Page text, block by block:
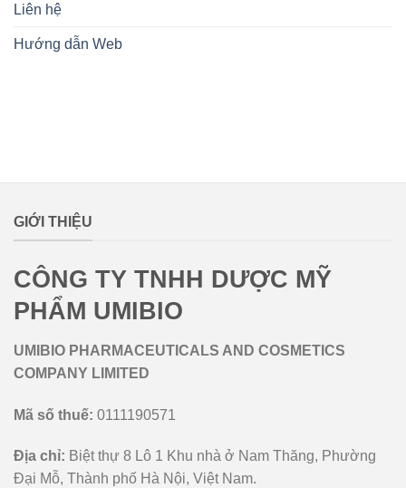
Liên hệ
Hướng dẫn Web
GIỚI THIỆU
CÔNG TY TNHH DƯỢC MỸ
PHẨM UMIBIO
UMIBIO PHARMACEUTICALS AND COSMETICS
COMPANY LIMITED
Mã số thuế: 0111190571
Địa chỉ: Biệt thự 8 Lô 1 Khu nhà ở Nam Thăng, Phường
Đại Mỗ, Thành phố Hà Nội, Việt Nam.